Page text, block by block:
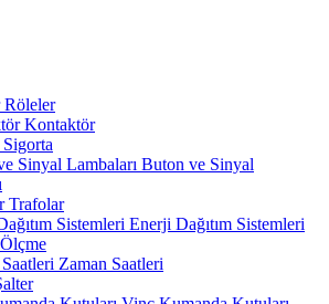
Röleler
Kontaktör
Sigorta
Buton ve Sinyal
Trafolar
Enerji Dağıtım Sistemleri
Ölçme
Zaman Saatleri